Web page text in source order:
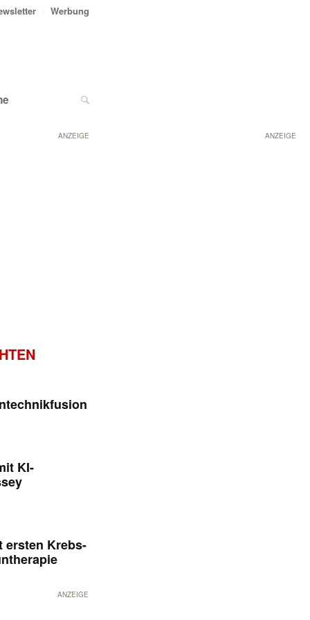
ANZEIGE
Werbung
ANZEIGE
KI-
ersten Krebs-
ANZEIGE